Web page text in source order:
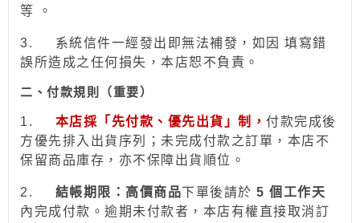
等 。
3.
系統信件一經發出即無法補發，如因 填寫錯
誤所造成之任何損失，本店恕不負責。
二、付款規則（重要）
1. 本店採「先付款、優先出貨」制， 付款完成後
方優先排入出貨序列；未完成付款之訂單，本店不
保留商品庫存，亦不保障出貨順位。
2. 結帳期限： 高價商品下單後請於 5 個工作天
內完成付款。逾期未付款者，本店有權直接取消訂